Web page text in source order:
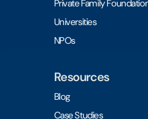
Private Family
Universities
NPOs
Resources
Blog
Case Studies